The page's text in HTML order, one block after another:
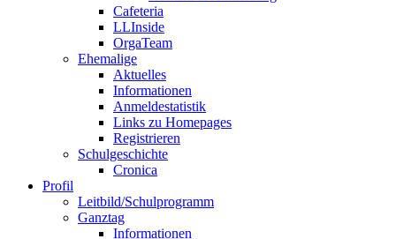
Cafeteria
LLInside
OrgaTeam
Ehemalige
Aktuelles
Informationen
Anmeldestatistik
Links zu Homepages
Registrieren
Schulgeschichte
Cronica
Profil
Leitbild/Schulprogramm
Ganztag
Informationen